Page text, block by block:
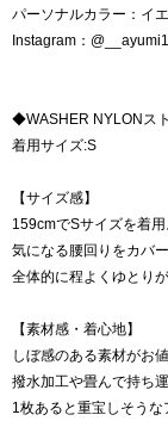
パーソナルカラー：イ
Instagram：
◆WASHER NYLONス
着用サイズ:S
【サイズ感】
159cmでSサイズを着用
気になる腰回りをカバ
全体的に程よくゆとりが
【素材感・着心地】
しぼ感のある素材がお
撥水加工や畳んで持ち
1枚あると重宝しそうな